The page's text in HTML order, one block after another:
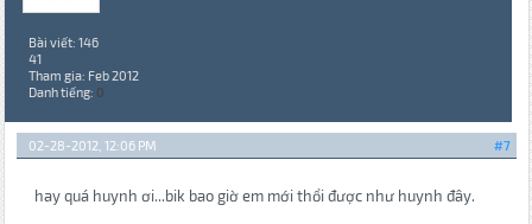
Bài viết: 146
41
Tham gia: Feb 2012
Danh tiếng: 0
#7
02-28-2012, 12:06 PM
hay quá huynh ơi...bik bao giờ em mới thổi được như huynh đây.